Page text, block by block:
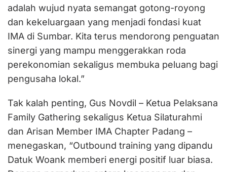
adalah wujud nyata semangat gotong-royong
dan kekeluargaan yang menjadi fondasi kuat
IMA di Sumbar. Kita terus mendorong penguatan
sinergi yang mampu menggerakkan roda
perekonomian sekaligus membuka peluang bagi
pengusaha lokal.”
Tak kalah penting, Gus Novdil – Ketua Pelaksana
Family Gathering sekaligus Ketua Silaturahmi
dan Arisan Member IMA Chapter Padang –
menegaskan, “Outbound training yang dipandu
Datuk Woank memberi energi positif luar biasa.